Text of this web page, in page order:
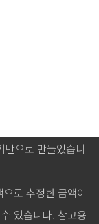
반으로 만들었습니
로 추정한 금액이
있습니다. 참고용